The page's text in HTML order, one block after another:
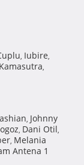
, Iubire,
,
, Johnny
, Dani Otil,
, Melania
Antena 1